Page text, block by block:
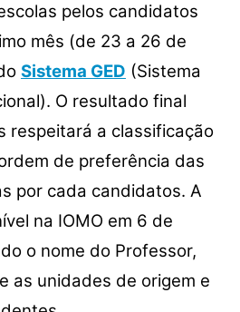
pelos candidatos
mês (de 23 a 26 de
Sistema GED (Sistema
O resultado final
respeitará a classificação
de preferência das
por cada candidatos. A
na IOMO em 6 de
o nome do Professor,
as unidades de origem e